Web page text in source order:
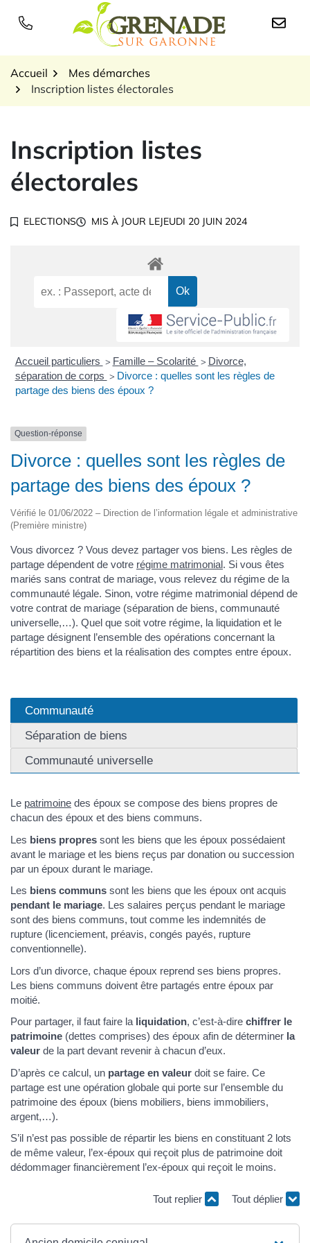
Logo Grenade sur
Accueil
Mes démarches
Inscription listes électorales
Inscription listes
électorales
ELECTIONS MIS À JOUR LEJEUDI 20 JUIN 2024
Accueil particuliers > Famille – Scolarité > Divorce,
séparation de corps > Divorce : quelles sont les règles de
partage des biens des époux ?
Question-réponse
Divorce : quelles sont les règles de
partage des biens des époux ?
Vérifié le 01/06/2022 – Direction de l’information légale et administrative
(Première ministre)
Vous divorcez ? Vous devez partager vos biens. Les règles de
partage dépendent de votre régime matrimonial. Si vous êtes
mariés sans contrat de mariage, vous relevez du régime de la
communauté légale. Sinon, votre régime matrimonial dépend de
votre contrat de mariage (séparation de biens, communauté
universelle,…). Quel que soit votre régime, la liquidation et le
partage désignent l’ensemble des opérations concernant la
répartition des biens et la réalisation des comptes entre époux.
Communauté
Séparation de biens
Communauté universelle
Le patrimoine des époux se compose des biens propres de
chacun des époux et des biens communs.
Les biens propres sont les biens que les époux possédaient
avant le mariage et les biens reçus par donation ou succession
par un époux durant le mariage.
Les biens communs sont les biens que les époux ont acquis
pendant le mariage. Les salaires perçus pendant le mariage
sont des biens communs, tout comme les indemnités de
rupture (licenciement, préavis, congés payés, rupture
conventionnelle).
Lors d’un divorce, chaque époux reprend ses biens propres.
Les biens communs doivent être partagés entre époux par
moitié.
Pour partager, il faut faire la liquidation, c’est-à-dire chiffrer le
patrimoine (dettes comprises) des époux afin de déterminer la
valeur de la part devant revenir à chacun d’eux.
D’après ce calcul, un partage en valeur doit se faire. Ce
partage est une opération globale qui porte sur l’ensemble du
patrimoine des époux (biens mobiliers, biens immobiliers,
argent,…).
S’il n’est pas possible de répartir les biens en constituant 2 lots
de même valeur, l’ex-époux qui reçoit plus de patrimoine doit
dédommager financièrement l’ex-époux qui reçoit le moins.
Tout replier Tout déplier